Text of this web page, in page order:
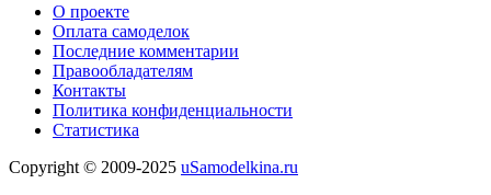
О проекте
Оплата самоделок
Последние комментарии
Правообладателям
Контакты
Политика конфиденциальности
Статистика
Copyright © 2009-2025 uSamodelkina.ru